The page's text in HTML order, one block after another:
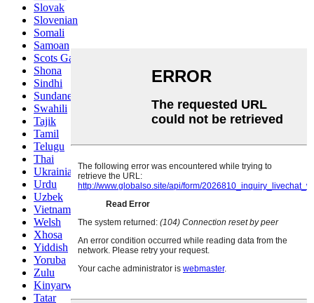
Slovak
Slovenian
Somali
Samoan
Scots Gaelic
Shona
Sindhi
Sundanese
Swahili
Tajik
Tamil
Telugu
Thai
Ukrainian
Urdu
Uzbek
Vietnamese
Welsh
Xhosa
Yiddish
Yoruba
Zulu
Kinyarwanda
Tatar